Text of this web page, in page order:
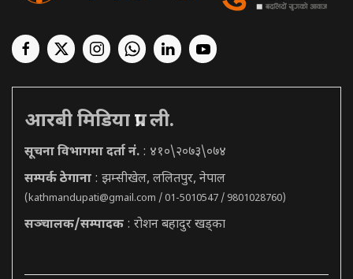
आरबी मिडिया प्रा. ली.
सूचना विभागमा दर्ता नं. : ४१०\२०७३\०७४
सम्पर्क ठेगाना : झम्सीखेल, ललितपुर, नेपाल
(kathmandupati@gmail.com / 01-5010547 / 9801028760)
सञ्चालक/सम्पादक : रोशन बहादुर खड्का